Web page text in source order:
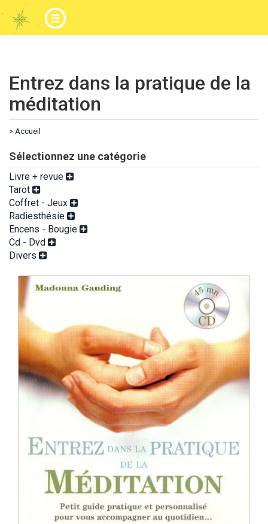
Entrez dans la pratique de la
méditation
> Accueil
Sélectionnez une catégorie
Livre + revue
Tarot
Coffret - Jeux
Radiesthésie
Encens - Bougie
Cd - Dvd
Divers